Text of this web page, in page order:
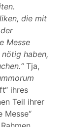
die mit
Messe
haben,
Tja,
ihres
Teil ihrer
Messe“